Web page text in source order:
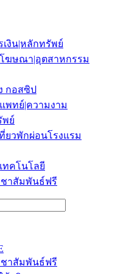
เงิน|หลักทรัพย์
ฆษณา|อุตสาหกรรม
กอสซิป
พทย์|ความงาม
พย์
ยวพักผ่อนโรงแรม
ทคโนโลยี
ชาสัมพันธ์ฟรี
ชาสัมพันธ์ฟรี